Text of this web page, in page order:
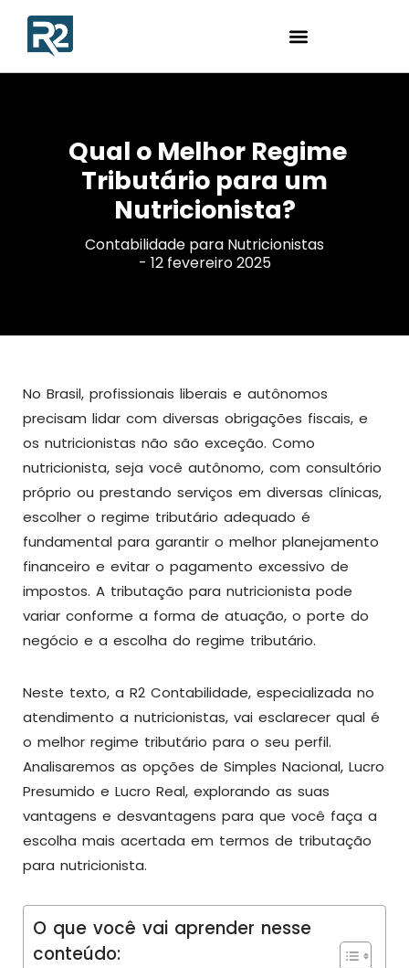
Qual o Melhor Regime
Tributário para um
Nutricionista?
Contabilidade para Nutricionistas
- 12 fevereiro 2025
No Brasil, profissionais liberais e autônomos
precisam lidar com diversas obrigações fiscais, e
os nutricionistas não são exceção. Como
nutricionista, seja você autônomo, com consultório
próprio ou prestando serviços em diversas clínicas,
escolher o regime tributário adequado é
fundamental para garantir o melhor planejamento
financeiro e evitar o pagamento excessivo de
impostos. A tributação para nutricionista pode
variar conforme a forma de atuação, o porte do
negócio e a escolha do regime tributário.
Neste texto, a R2 Contabilidade, especializada no
atendimento a nutricionistas, vai esclarecer qual é
o melhor regime tributário para o seu perfil.
Analisaremos as opções de Simples Nacional, Lucro
Presumido e Lucro Real, explorando as suas
vantagens e desvantagens para que você faça a
escolha mais acertada em termos de tributação
para nutricionista.
O que você vai aprender nesse
conteúdo: